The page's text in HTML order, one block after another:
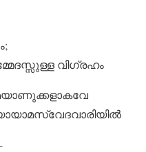
വിഗ്രഹം